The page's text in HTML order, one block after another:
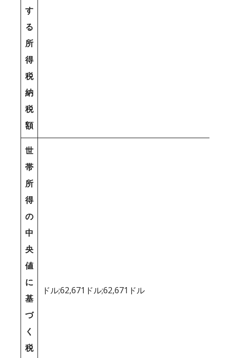
す
る
所
得
税
納
税
額
世
帯
所
得
の
中
央
値
に
基
づ
く
税
ドル;62,671ドル;62,671ドル